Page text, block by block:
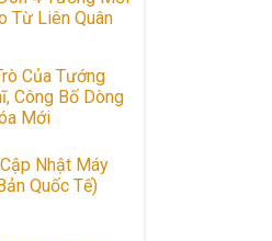
Từ Liên Quân
Của Tướng
Công Bố Dòng
Mới
Nhật Máy
Quốc Tế)